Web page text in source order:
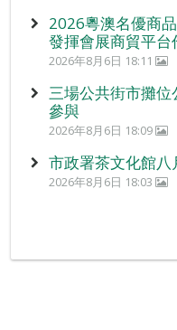
2026粵澳名優商
發揮會展商貿平台
2026年8月6日 18:11
三場公共街市攤位
參與
2026年8月6日 18:09
市政署茶文化館八
2026年8月6日 18:03